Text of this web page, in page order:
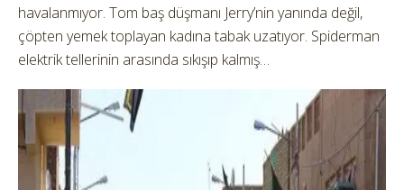
havalanmıyor. Tom baş düşmanı Jerry’nin yanında değil,
çöpten yemek toplayan kadına tabak uzatıyor. Spiderman
elektrik tellerinin arasında sıkışıp kalmış…